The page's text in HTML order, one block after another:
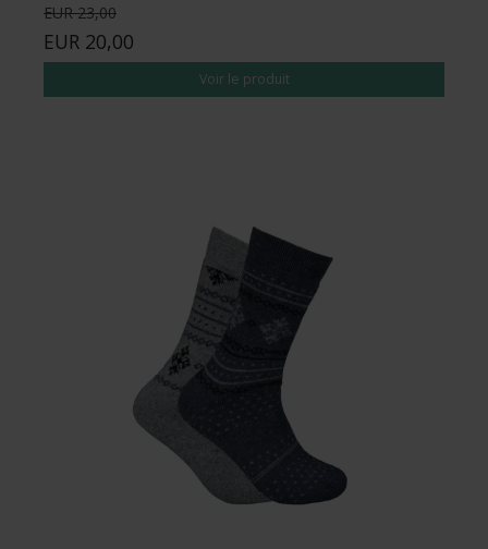
EUR 23,00
EUR 20,00
Voir le produit